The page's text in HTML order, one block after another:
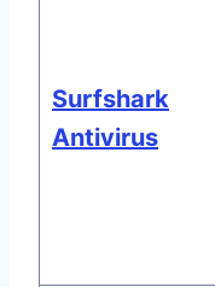
Surfshark
Antivirus